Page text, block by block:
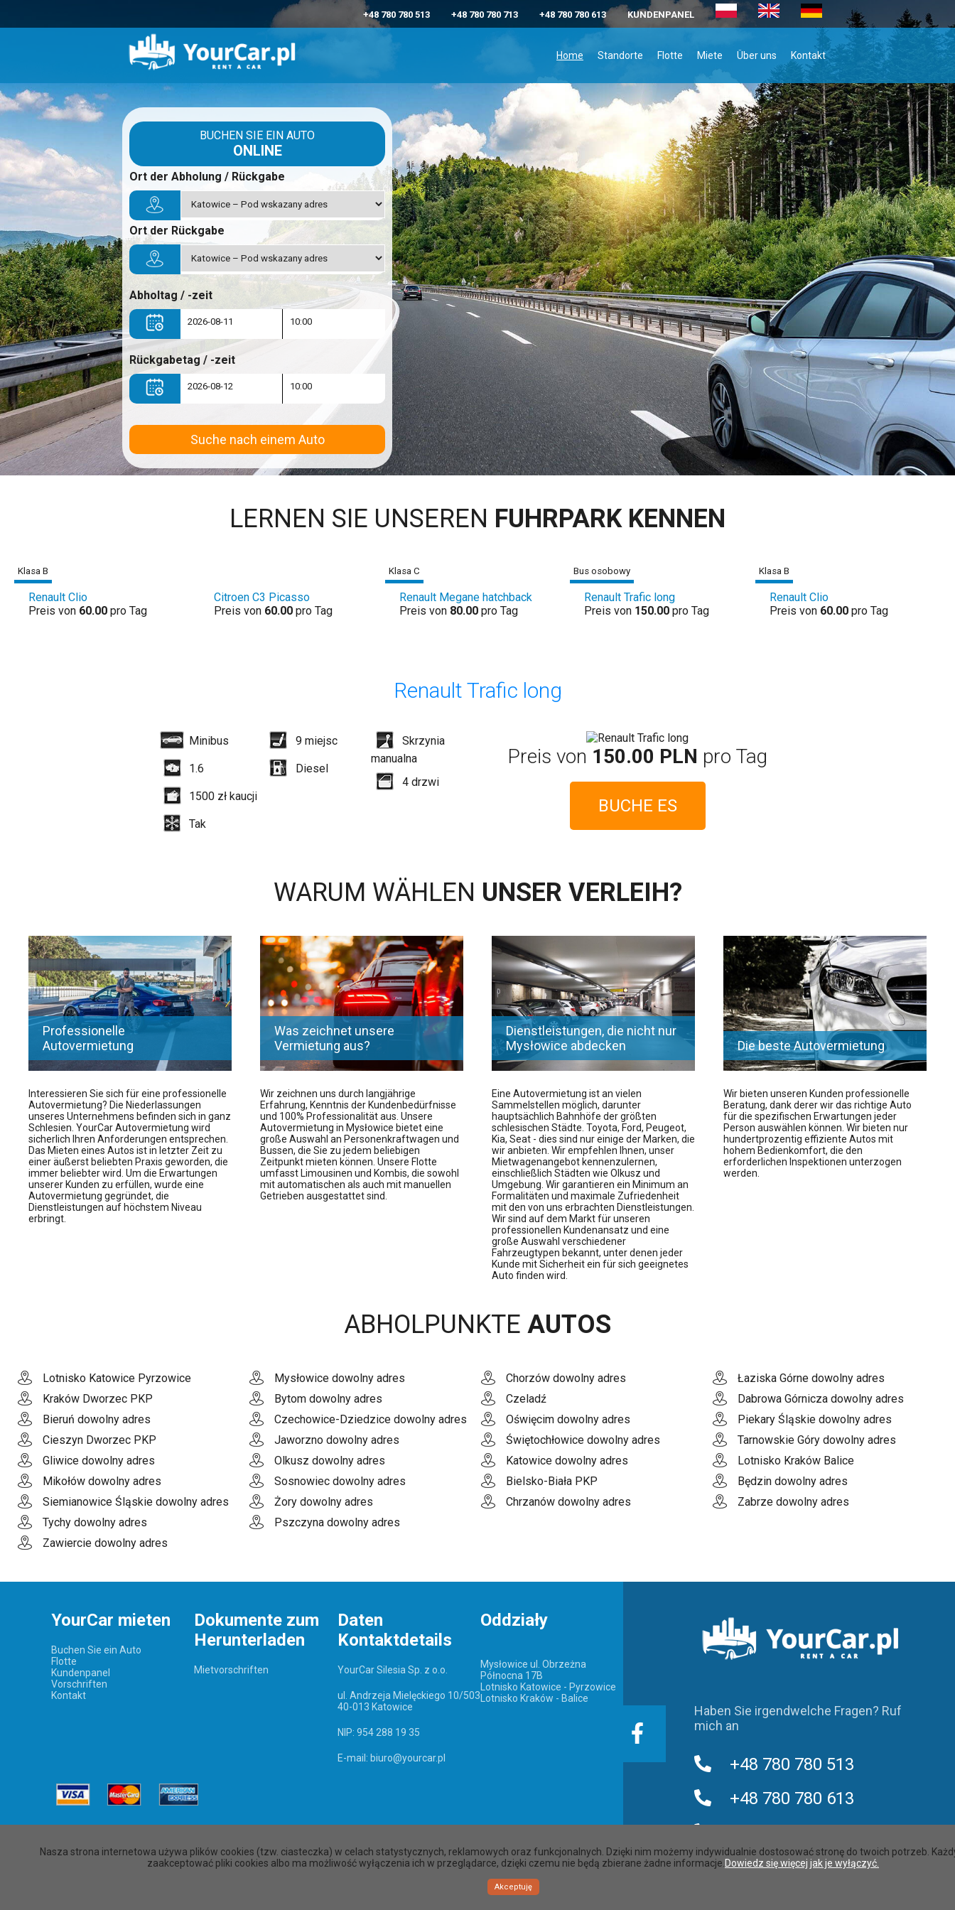
+48 780 780 513 +48 780 780 713 +48 780 780 613 KUNDENPANEL
Home Standorte Flotte Miete Über uns Kontakt
BUCHEN SIE EIN AUTO
ONLINE
Ort der Abholung / Rückgabe
Ort der Rückgabe
Abholtag / -zeit
Rückgabetag / -zeit
Suche nach einem Auto
LERNEN SIE UNSEREN FUHRPARK KENNEN
Klasa B
Renault Clio
Preis von 60.00pro Tag
Citroen C3 Picasso
Preis von 60.00pro Tag
Klasa C
Renault Megane hatchback
Preis von 80.00pro Tag
Bus osobowy
Renault Trafic long
Preis von 150.00 pro Tag
Klasa B
Renault Clio
Preis von 60.00 pro Tag
Renault Trafic long
Minibus
1.6
1500 zł kaucji
Tak
9miejsc
Diesel
Skrzynia
manualna
4drzwi
Preis von 150.00 PLN pro Tag
BUCHE ES
WARUM WÄHLEN UNSER VERLEIH?
Professionelle
Autovermietung
Interessieren Sie sich für eine professionelle
Autovermietung? Die Niederlassungen
unseres Unternehmens befinden sich in ganz
Schlesien. YourCar Autovermietung wird
sicherlich Ihren Anforderungen entsprechen.
Das Mieten eines Autos ist in letzter Zeit zu
einer äußerst beliebten Praxis geworden, die
immer beliebter wird. Um die Erwartungen
unserer Kunden zu erfüllen, wurde eine
Autovermietung gegründet, die
Dienstleistungen auf höchstem Niveau
erbringt.
Was zeichnet unsere
Vermietung aus?
Wir zeichnen uns durch langjährige
Erfahrung, Kenntnis der Kundenbedürfnisse
und 100% Professionalität aus. Unsere
Autovermietung in Mysłowice bietet eine
große Auswahl an Personenkraftwagen und
Bussen, die Sie zu jedem beliebigen
Zeitpunkt mieten können. Unsere Flotte
umfasst Limousinen und Kombis, die sowohl
mit automatischen als auch mit manuellen
Getrieben ausgestattet sind.
Dienstleistungen, die nicht nur
Mysłowice abdecken
Eine Autovermietung ist an vielen
Sammelstellen möglich, darunter
hauptsächlich Bahnhöfe der größten
schlesischen Städte. Toyota, Ford, Peugeot,
Kia, Seat - dies sind nur einige der Marken, die
wir anbieten. Wir empfehlen Ihnen, unser
Mietwagenangebot kennenzulernen,
einschließlich Städten wie Olkusz und
Umgebung. Wir garantieren ein Minimum an
Formalitäten und maximale Zufriedenheit
mit den von uns erbrachten Dienstleistungen.
Wir sind auf dem Markt für unseren
professionellen Kundenansatz und eine
große Auswahl verschiedener
Fahrzeugtypen bekannt, unter denen jeder
Kunde mit Sicherheit ein für sich geeignetes
Auto finden wird.
Die beste Autovermietung
Wir bieten unseren Kunden professionelle
Beratung, dank derer wir das richtige Auto
für die spezifischen Erwartungen jeder
Person auswählen können. Wir bieten nur
hundertprozentig effiziente Autos mit
hohem Bedienkomfort, die den
erforderlichen Inspektionen unterzogen
werden.
ABHOLPUNKTE AUTOS
Lotnisko Katowice Pyrzowice
Kraków Dworzec PKP
Bieruń dowolny adres
Cieszyn Dworzec PKP
Gliwice dowolny adres
Mikołów dowolny adres
Siemianowice Śląskie dowolny adres
Tychy dowolny adres
Zawiercie dowolny adres
Mysłowice dowolny adres
Bytom dowolny adres
Czechowice-Dziedzice dowolny adres
Jaworzno dowolny adres
Olkusz dowolny adres
Sosnowiec dowolny adres
Żory dowolny adres
Pszczyna dowolny adres
Chorzów dowolny adres
Czeladź
Oświęcim dowolny adres
Świętochłowice dowolny adres
Katowice dowolny adres
Bielsko-Biała PKP
Chrzanów dowolny adres
Łaziska Górne dowolny adres
Dabrowa Górnicza dowolny adres
Piekary Śląskie dowolny adres
Tarnowskie Góry dowolny adres
Lotnisko Kraków Balice
Będzin dowolny adres
Zabrze dowolny adres
YourCar mieten
Buchen Sie ein Auto
Flotte
Kundenpanel
Vorschriften
Kontakt
Dokumente zum
Herunterladen
Mietvorschriften
Daten
Kontaktdetails
YourCar Silesia Sp. z o.o.
ul. Andrzeja Mielęckiego 10/503
40-013 Katowice
NIP: 954 288 19 35
E-mail: biuro@yourcar.pl
Oddziały
Mysłowice ul. Obrzeżna
Północna 17B
Lotnisko Katowice - Pyrzowice
Lotnisko Kraków - Balice
Haben Sie irgendwelche Fragen? Ruf
mich an
+48 780 780 513
+48 780 780 613
Nasza strona internetowa używa plików cookies (tzw. ciasteczka) w celach statystycznych, reklamowych oraz funkcjonalnych. Dzięki nim możemy indywidualnie dostosować stronę do twoich potrzeb.
zaakceptować pliki cookies albo ma możliwość wyłączenia ich w przeglądarce, dzięki czemu nie będą zbierane żadne informacje. Dowiedz się więcej jak je wyłączyć.
Akceptuję